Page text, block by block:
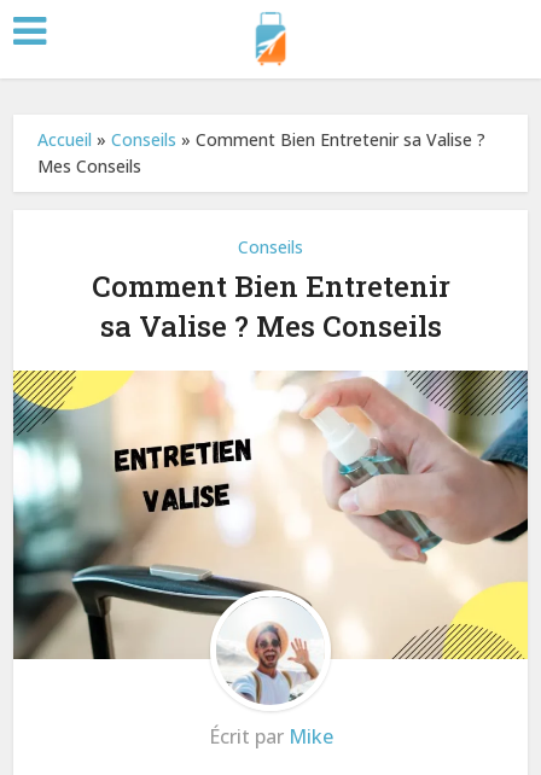
Accueil »Conseils »Comment Bien Entretenir sa Valise ?
Mes Conseils
Conseils
Comment Bien Entretenir
sa Valise ? Mes Conseils
Écrit par Mike